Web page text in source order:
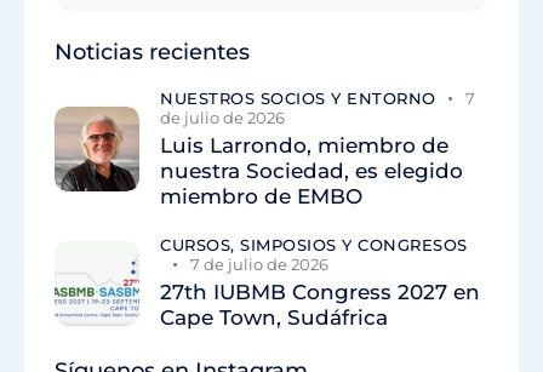
Noticias recientes
NUESTROS SOCIOS Y ENTORNO
7
de julio de 2026
Luis Larrondo, miembro de
nuestra Sociedad, es elegido
miembro de EMBO
CURSOS, SIMPOSIOS Y CONGRESOS
7 de julio de 2026
27th IUBMB Congress 2027 en
Cape Town, Sudáfrica